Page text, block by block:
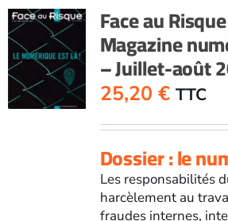
Face au Risque
Magazine
– Juillet-août
25,20 € TTC
Dossier : le
Les responsabilités
harcèlement au
fraudes internes,